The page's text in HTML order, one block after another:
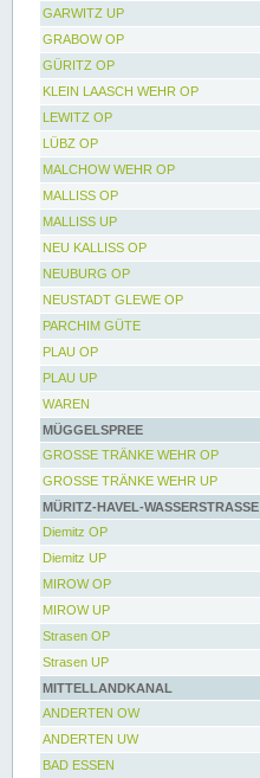
GARWITZ UP
GRABOW OP
GÜRITZ OP
KLEIN LAASCH WEHR OP
LEWITZ OP
LÜBZ OP
MALCHOW WEHR OP
MALLISS OP
MALLISS UP
NEU KALLISS OP
NEUBURG OP
NEUSTADT GLEWE OP
PARCHIM GÜTE
PLAU OP
PLAU UP
WAREN
MÜGGELSPREE
GROSSE TRÄNKE WEHR OP
GROSSE TRÄNKE WEHR UP
MÜRITZ-HAVEL-WASSERSTRASSE
Diemitz OP
Diemitz UP
MIROW OP
MIROW UP
Strasen OP
Strasen UP
MITTELLANDKANAL
ANDERTEN OW
ANDERTEN UW
BAD ESSEN